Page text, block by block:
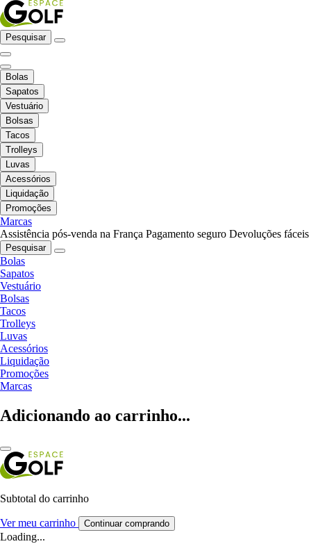
Pesquisar
Bolas
Sapatos
Vestuário
Bolsas
Tacos
Trolleys
Luvas
Acessórios
Liquidação
Promoções
Marcas
Assistência pós-venda na França Pagamento seguro Devoluções fáceis
Pesquisar
Bolas
Sapatos
Vestuário
Bolsas
Tacos
Trolleys
Luvas
Acessórios
Liquidação
Promoções
Marcas
Adicionando ao carrinho...
Subtotal do carrinho
Ver meu carrinho Continuar comprando
Loading...